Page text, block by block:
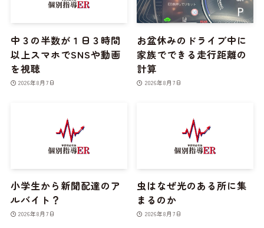
中３の半数が１日３時間
以上スマホでSNSや動画
を視聴
2026年8月7日
お盆休みのドライブ中に
家族でできる走行距離の
計算
2026年8月7日
小学生から新聞配達のア
ルバイト？
2026年8月7日
虫はなぜ光のある所に集
まるのか
2026年8月7日